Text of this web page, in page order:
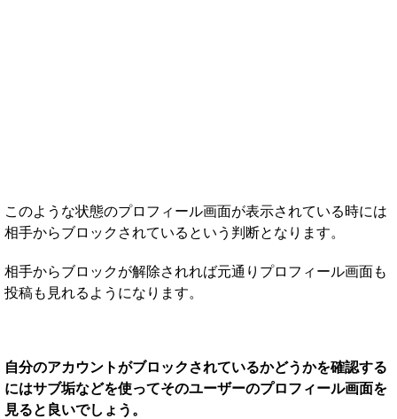
このような状態のプロフィール画面が表示されている時には
相手からブロックされているという判断となります。
相手からブロックが解除されれば元通りプロフィール画面も
投稿も見れるようになります。
自分のアカウントがブロックされているかどうかを確認する
にはサブ垢などを使ってそのユーザーのプロフィール画面を
見ると良いでしょう。